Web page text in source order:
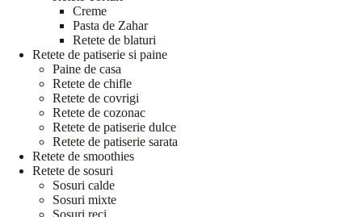
Creme
Pasta de Zahar
Retete de blaturi
Retete de patiserie si paine
Paine de casa
Retete de chifle
Retete de covrigi
Retete de cozonac
Retete de patiserie dulce
Retete de patiserie sarata
Retete de smoothies
Retete de sosuri
Sosuri calde
Sosuri mixte
Sosuri reci